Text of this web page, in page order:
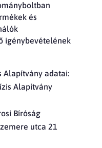
és
igénybevételének
Alapítvány adatai:
Alapítvány
Bíróság
utca 21